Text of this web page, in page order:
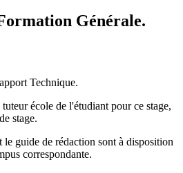
Générale.
Technique.
école de l'étudiant pour ce stage,
stage.
guide de rédaction sont à disposition
correspondante.